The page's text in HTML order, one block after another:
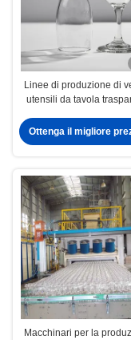
Linee di produzione di
utensili da tavola
Ottenga il migliore
Macchinari per la